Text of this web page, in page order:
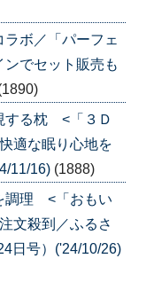
ラボ／「パーフェ
でセット販売も
する枕 <「３Ｄ
適な眠り心地を
11/16) (1888)
調理 <「おもい
文殺到／ふるさ
日号）('24/10/26)